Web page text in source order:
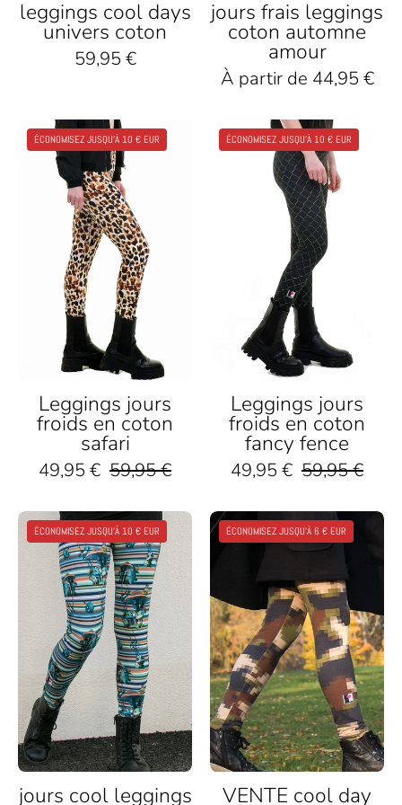
Freien
leggings cool days
univers coton
59,95 €
jours frais leggings
coton automne
amour
À partir de 44,95 €
Leggings
mit
braunem
Leo-
Print,
nachhaltig,
kombiniert
mit
schwarzen
Boots
ÉCONOMISEZ JUSQU'À 10 € EUR
Leggings jours
froids en coton
safari
49,95 € 59,95 €
Schwarze
mit
gelbem
Muster,
nachhaltige
Damenmode,
kombiniert
mit
Boots
ÉCONOMISEZ JUSQU'À 10 € EUR
Leggings jours
froids en coton
fancy fence
49,95 € 59,95 €
Bunte
Damen
Leggings
mit
Streifen
und
Monster-
Motiv,
nachhaltig,
Baumwolle,
Outdoor
ÉCONOMISEZ JUSQU'À 10 € EUR
jours cool leggings
Frau
trägt
nachhaltige
Camouflage
Leggings
mit
Pixelmuster
und
schwarze
Stiefel
im
Park
ÉCONOMISEZ JUSQU'À 6 € EUR
VENTE cool day